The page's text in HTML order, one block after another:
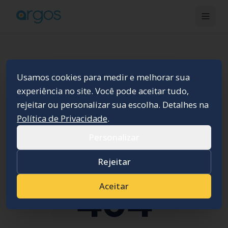
404
Usamos cookies para medir e melhorar sua
experiência no site. Você pode aceitar tudo,
rejeitar ou personalizar sua escolha. Detalhes na
Política de Privacidade.
Rejeitar
Aceitar